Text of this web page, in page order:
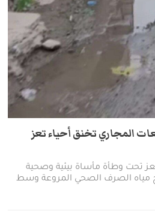
المجاري تخنق أحياء تعز
تحت وطأة مأساة بيئية وصحية
مياه الصرف الصحي المروعة وسط